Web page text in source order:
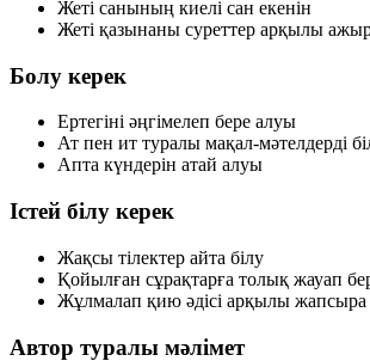
Жеті санының киелі сан екенін
Жеті қазынаны суреттер арқылы
Болу керек
Ертегіні әңгімелеп бере алуы
Ат пен ит туралы мақал-мәтелдерді
Апта күндерін атай алуы
Істей білу керек
Жақсы тілектер айта білу
Қойылған сұрақтарға толық жауап
Жұлмалап қию әдісі арқылы жапсыра
Автор туралы мәлімет